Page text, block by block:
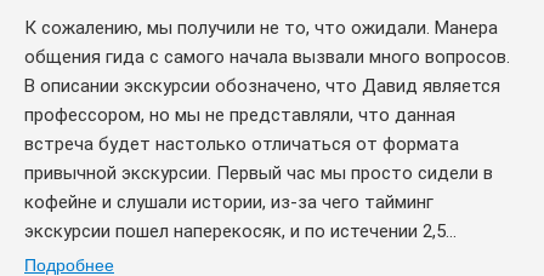
К сожалению, мы получили не то, что ожидали. Манера
общения гида с самого начала вызвали много вопросов.
В описании экскурсии обозначено, что Давид является
профессором, но мы не представляли, что данная
встреча будет настолько отличаться от формата
привычной экскурсии. Первый час мы просто сидели в
кофейне и слушали истории, из-за чего тайминг
экскурсии пошел наперекосяк, и по истечении 2,5...
Подробнее